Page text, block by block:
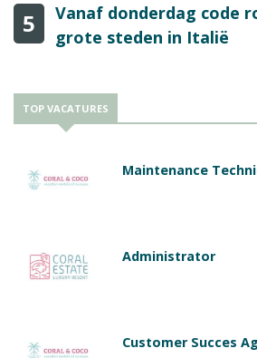
5
Vanaf donderdag code
grote steden in Italië
TOP VACATURES
Maintenance
Administrator
Customer Succes